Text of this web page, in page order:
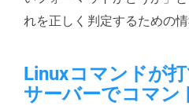
れを正しく判定するための情
Linuxコマンドが
サーバーでコマン